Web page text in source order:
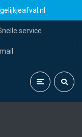
service